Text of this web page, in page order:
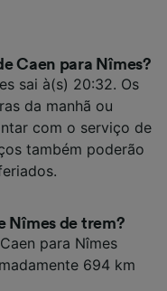
Caen para Nîmes?
sai à(s) 20:32. Os
da manhã ou
com o serviço de
também poderão
Nîmes de trem?
para Nîmes
694 km